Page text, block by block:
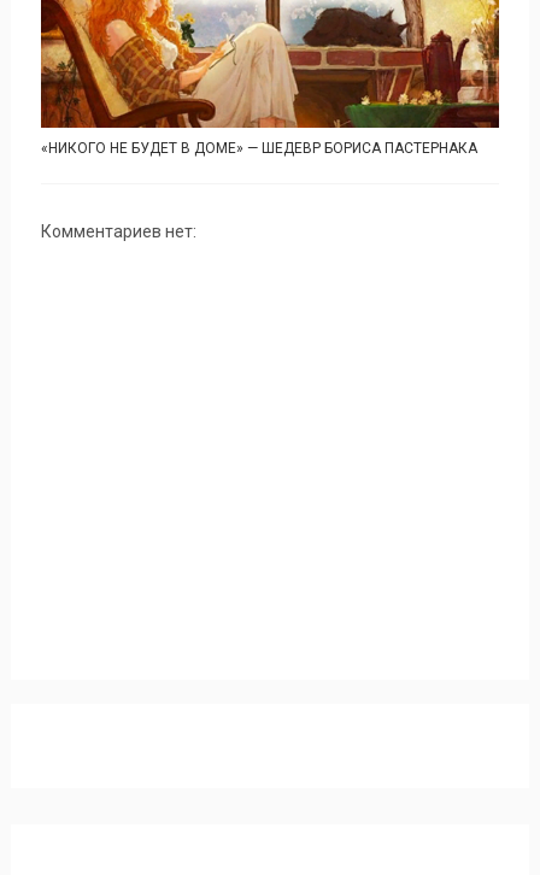
«НИКОГО НЕ БУДЕТ В ДОМЕ» — ШЕДЕВР БОРИСА ПАСТЕРНАКА
Комментариев нет: